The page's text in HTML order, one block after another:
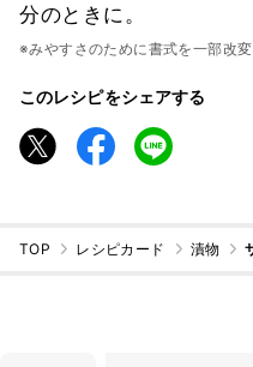
分のときに。
※みやすさのために書式を一部改変
このレシピをシェアする
TOP レシピカード 漬物